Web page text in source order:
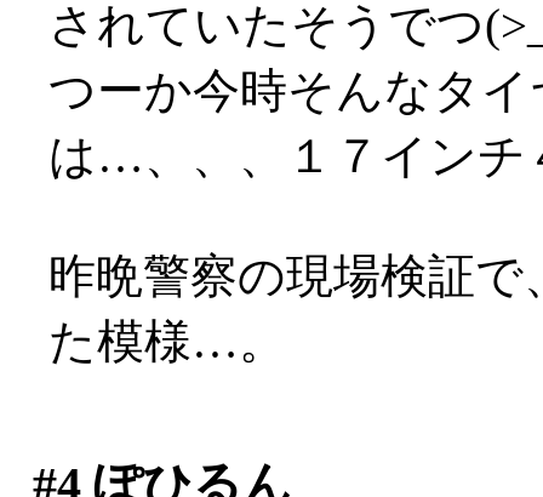
されていたそうでつ
つーか今時そんなタ
は…、、、１７インチ
昨晩警察の現場検証
た模様…。
#4ぽひるん